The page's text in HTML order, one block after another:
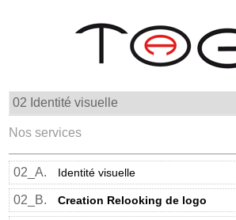
Nos services
02_A. Identité visuelle
02_B. Creation Relooking de logo